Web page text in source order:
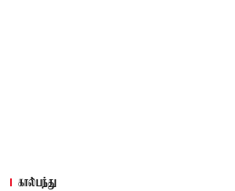
கால்பந்து